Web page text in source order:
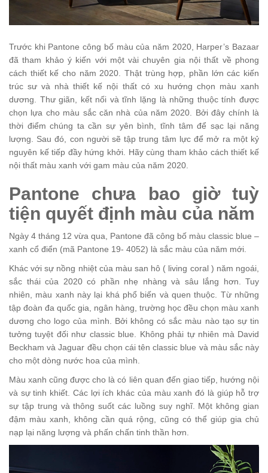
Trước khi Pantone công bố màu của năm 2020, Harper’s Bazaar
đã tham khảo ý kiến với một vài chuyên gia nội thất về phong
cách thiết kế cho năm 2020. Thật trùng hợp, phần lớn các kiến
trúc sư và nhà thiết kế nội thất có xu hướng chọn màu xanh
dương. Thư giãn, kết nối và tĩnh lặng là những thuộc tính được
chọn lựa cho màu sắc căn nhà của năm 2020. Bởi đây chính là
thời điểm chúng ta cần sự yên bình, tĩnh tâm để sạc lại năng
lượng. Sau đó, con người sẽ tập trung tâm lực để mở ra một kỷ
nguyên kế tiếp đầy hứng khởi. Hãy cùng tham khảo cách thiết kế
nội thất màu xanh với gam màu của năm 2020.
Pantone chưa bao giờ tuỳ
tiện quyết định màu của năm
Ngày 4 tháng 12 vừa qua, Pantone đã công bố màu classic blue –
xanh cổ điển (mã Pantone 19- 4052) là sắc màu của năm mới.
Khác với sự nồng nhiệt của màu san hô ( living coral ) năm ngoái,
sắc thái của 2020 có phần nhẹ nhàng và sâu lắng hơn. Tuy
nhiên, màu xanh này lại khá phổ biến và quen thuộc. Từ những
tập đoàn đa quốc gia, ngân hàng, trường học đều chọn màu xanh
dương cho logo của mình. Bởi không có sắc màu nào tạo sự tin
tưởng tuyệt đối như classic blue. Không phải tự nhiên mà David
Beckham và Jaguar đều chọn cái tên classic blue và màu sắc này
cho một dòng nước hoa của mình.
Màu xanh cũng được cho là có liên quan đến giao tiếp, hướng nội
và sự tinh khiết. Các lợi ích khác của màu xanh đó là giúp hỗ trợ
sự tập trung và thông suốt các luồng suy nghĩ. Một không gian
đậm màu xanh, không cần quá rộng, cũng có thể giúp gia chủ
nạp lại năng lượng và phấn chấn tinh thần hơn.